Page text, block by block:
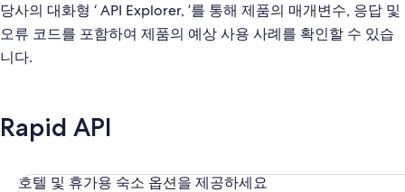
당사의 대화형 ‘ API Explorer, ’를 통해 제품의 매개변수, 응답 및
오류 코드를 포함하여 제품의 예상 사용 사례를 확인할 수 있습
니다.
Rapid API
호텔 및 휴가용 숙소 옵션을 제공하세요